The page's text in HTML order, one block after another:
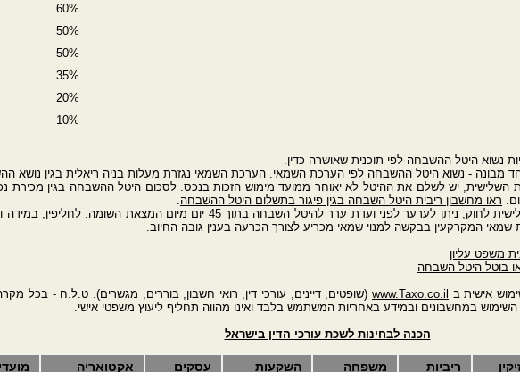
60%
50%
50%
35%
20%
10%
נשוא היטל ההשבחה לפי תוכנית שאושרה כדין.
מבונה - נשוא היטל ההשבחה לפי הערכת השמאי. הערכת השמאי נגזרת מעלות בניה ריאלית בגין נושא
9 לתוספת השלישית, יש לשלם את ההיטל לא יאוחר ממועד מימוש הזכות בנכס. לסכום היטל ההשבחה בגין מכירת
ראו מחשבון ריבית היטל השבחה בגין פיגור בתשלום היטל ההשבחה.
מכח סעיף 14 לתוספת השלישית לחוק, ניתן לערער לפני ועדת ערר להיטל השבחה בתוך 45 יום
משפט עליון
בוטל היטל השבחה
אישית ב www.Taxo.co.il (שופטים, דיינים, עורכי דין, רואי חשבון, בוררים, מגשרים). ט.ל.ח - בכל
במחשבונים ובמידע באחריות המשתמש בלבד ואינו מהווה תחליף ליעוץ משפטי אישי.
הכנה לבחינות לשכת עורכי הדין בישראל
ריביות משפחה השקעות עסקים אקטואריה